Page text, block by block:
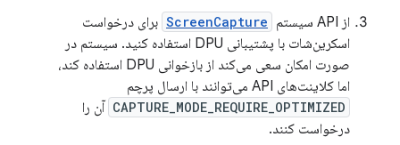
از API سیستم
ScreenCapture برای درخواست
اسکرین‌شات با پشتیبانی DPU استفاده کنید. سیستم در
صورت امکان سعی می‌کند از بازخوانی DPU استفاده کند،
اما کلاینت‌های API می‌توانند با ارسال پرچم
CAPTURE_MODE_REQUIRE_OPTIMIZED آن را
درخواست کنند.